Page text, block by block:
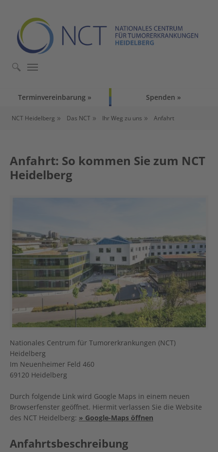
Terminvereinbarung Spenden
NCT Heidelberg Das NCT Ihr Weg zu uns Anfahrt
Anfahrt: So kommen Sie zum NCT
Heidelberg
Nationales Centrum für Tumorerkrankungen (NCT)
Heidelberg
Im Neuenheimer Feld 460
69120 Heidelberg
Durch folgende Link wird Google Maps in einem neuen
Browserfenster geöffnet. Hiermit verlassen Sie die Website
des NCT Heidelberg: » Google-Maps öffnen
Anfahrtsbeschreibung